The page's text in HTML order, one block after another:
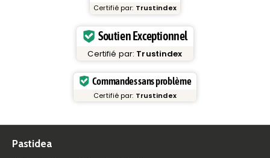
Certifié par: Trustindex
Soutien Exceptionnel
Certifié par: Trustindex
Commandes sans problème
Certifié par: Trustindex
Pastidea